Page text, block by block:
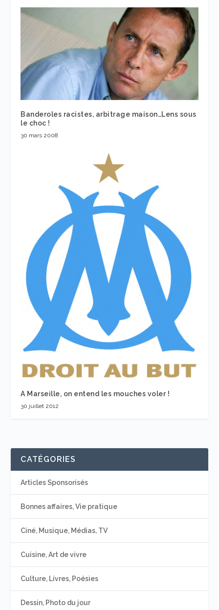
Banderoles racistes, arbitrage maison…Lens sous
le choc !
30 mars 2008
A Marseille, on entend les mouches voler !
30 juillet 2012
CATÉGORIES
Articles Sponsorisés
Bonnes affaires, Vie pratique
Ciné, Musique, Médias, TV
Cuisine, Art de vivre
Culture, Livres, Poésies
Dessin, Photo du jour